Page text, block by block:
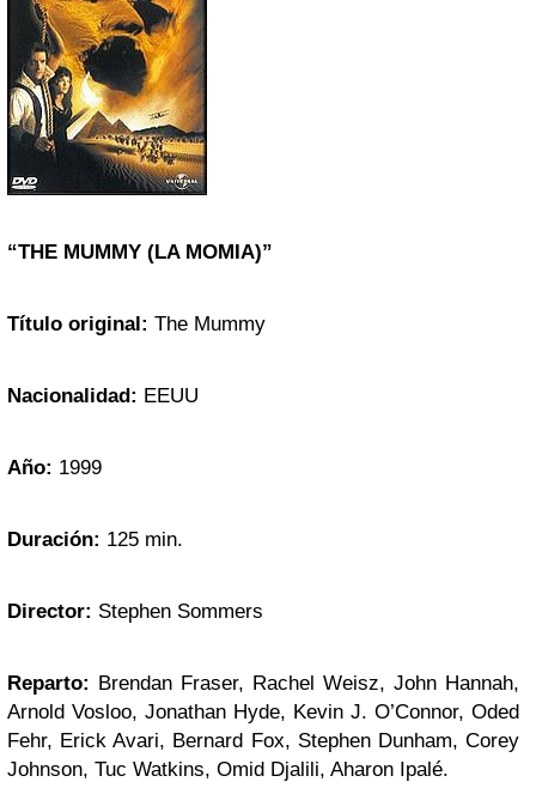
“THE MUMMY (LA MOMIA)”
Título original: The Mummy
Nacionalidad: EEUU
Año: 1999
Duración: 125 min.
Director: Stephen Sommers
Reparto: Brendan Fraser, Rachel Weisz, John Hannah,
Arnold Vosloo, Jonathan Hyde, Kevin J. O’Connor, Oded
Fehr, Erick Avari, Bernard Fox, Stephen Dunham, Corey
Johnson, Tuc Watkins, Omid Djalili, Aharon Ipalé.